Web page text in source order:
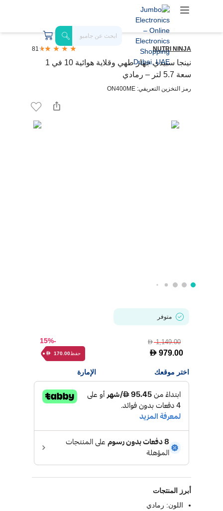
NUTRI NINJA
81
نينجا سبيدي جهاز طهي وقلاية هوائية 10 في 1
سعة 5.7 لتر – رمادي
رمز التخزين التعريفي: ON400ME
متوفر
D1,149.00
D 979.00
-15%
حفظ D 170.00
اختر موقعك الإمارة
أبرز المنتجات
اللون: رمادي